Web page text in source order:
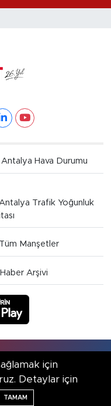
Antalya Hava Durumu
Antalya Trafik Yoğunluk
Tüm Manşetler
Haber Arşivi
Bilişim
için
Detaylar için
TAMAM